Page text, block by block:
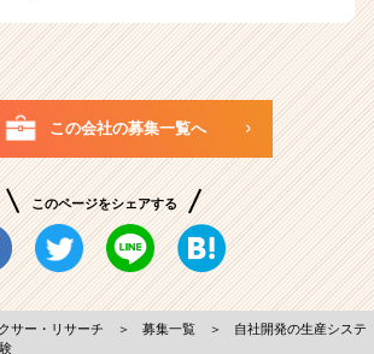
この会社の募集一覧へ
このページをシェアする
サー・リサーチ ＞ 募集一覧 ＞
自社開発の生産システ